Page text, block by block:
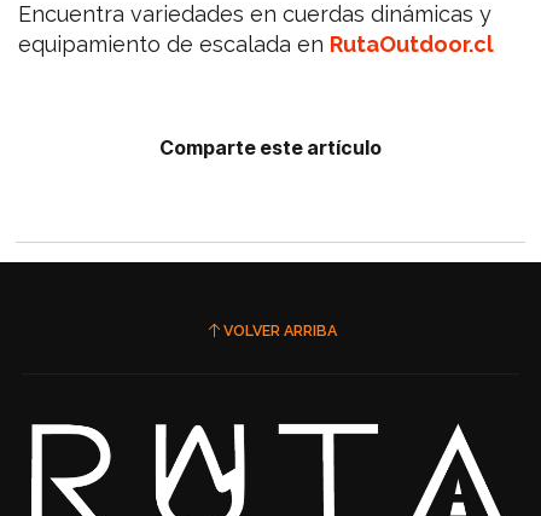
Encuentra variedades en cuerdas dinámicas y
equipamiento de escalada en RutaOutdoor.cl
Comparte este artículo
VOLVER ARRIBA